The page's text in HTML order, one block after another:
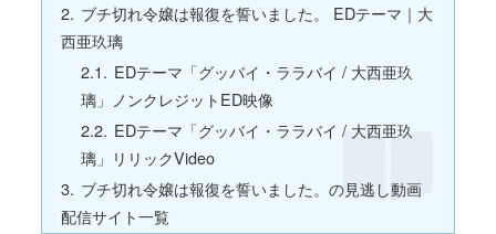
ブチ切れ令嬢は報復を誓いました。 EDテーマ｜大
西亜玖璃
EDテーマ「グッバイ・ララバイ / 大西亜玖
璃」ノンクレジットED映像
EDテーマ「グッバイ・ララバイ / 大西亜玖
璃」リリックVideo
ブチ切れ令嬢は報復を誓いました。の見逃し動画
配信サイト一覧